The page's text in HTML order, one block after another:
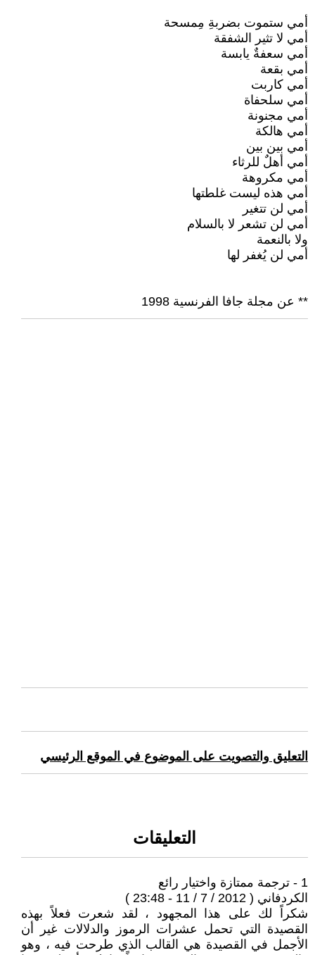
أمي ستموت بضربةِ مِمسحة
أمي لا تثير الشفقة
أمي سعفةٌ يابسة
أمي بقعة
أمي كاربت
أمي سلحفاة
أمي مجنونة
أمي هالكة
أمي بين بين
أمي أهلٌ للرثاء
أمي مكروهة
أمي هذه ليست غلطتها
أمي لن تتغير
أمي لن تشعر لا بالسلام
ولا بالنعمة
أمي لن يُغفر لها
** عن مجلة جافا الفرنسية 1998
التعليق والتصويت على الموضوع في الموقع الرئيسي
التعليقات
1 - ترجمة ممتازة واختيار رائع
الكردفاني ( 2012 / 7 / 11 - 23:48 )
شكراً لك على هذا المجهود ، لقد شعرت فعلاً بهذه
القصيدة التي تحمل عشرات الرموز والدلالات غير أن
الأجمل في القصيدة هي القالب الذي طرحت فيه ، وهو